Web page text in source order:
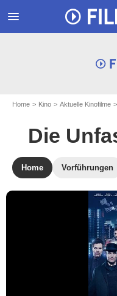
menu
Home Kino Aktuelle Kinofilme
Die
Home Vorführungen